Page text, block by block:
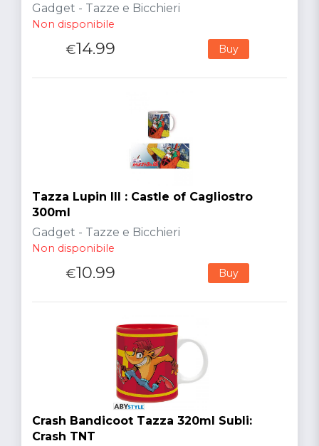
Gadget - Tazze e Bicchieri
Non disponibile
€14.99 Buy
Tazza Lupin III : Castle of Cagliostro
300ml
Gadget - Tazze e Bicchieri
Non disponibile
€10.99 Buy
Crash Bandicoot Tazza 320ml Subli:
Crash TNT